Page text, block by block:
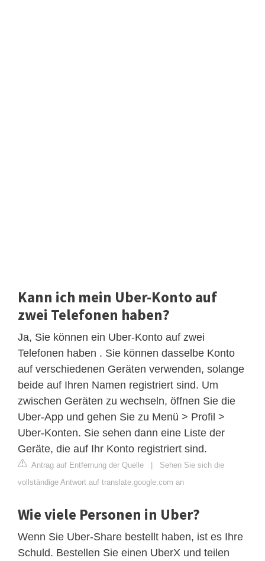
Kann ich mein Uber-Konto auf
zwei Telefonen haben?
Ja, Sie können ein Uber-Konto auf zwei
Telefonen haben . Sie können dasselbe Konto
auf verschiedenen Geräten verwenden, solange
beide auf Ihren Namen registriert sind. Um
zwischen Geräten zu wechseln, öffnen Sie die
Uber-App und gehen Sie zu Menü > Profil >
Uber-Konten. Sie sehen dann eine Liste der
Geräte, die auf Ihr Konto registriert sind.
Antrag auf Entfernung der Quelle | Sehen Sie sich die
vollständige Antwort auf translate.google.com an
Wie viele Personen in Uber?
Wenn Sie Uber-Share bestellt haben, ist es Ihre
Schuld. Bestellen Sie einen UberX und teilen